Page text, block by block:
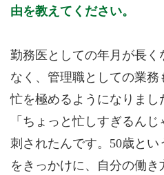
由を教えてください。
勤務医としての年月が長
なく、管理職としての業
忙を極めるようになりまし
「ちょっと忙しすぎるん
刺されたんです。50歳と
をきっかけに、自分の働